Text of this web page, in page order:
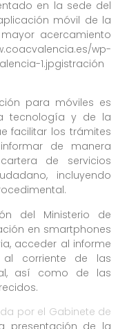
en la sede del
móvil de la
acercamiento
wp-
1.jpgistración
para móviles es
tecnología y de la
facilitar los trámites
de manera
de servicios
incluyendo
del Ministerio de
en smartphones
acceder al informe
corriente de las
así como de las
por el Gabinete de